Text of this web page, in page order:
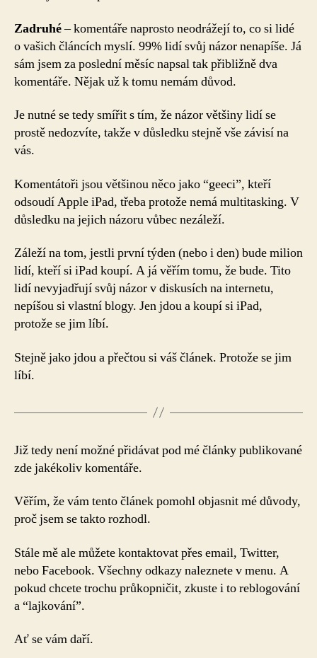
Zadruhé– komentáře naprosto neodrážejí to, co si lidé
o vašich článcích myslí. 99% lidí svůj názor nenapíše. Já
sám jsem za poslední měsíc napsal tak přibližně dva
komentáře. Nějak už k tomu nemám důvod.
Je nutné se tedy smířit s tím, že názor většiny lidí se
prostě nedozvíte, takže v důsledku stejně vše závisí na
vás.
Komentátoři jsou většinou něco jako “geeci”, kteří
odsoudí Apple iPad, třeba protože nemá multitasking. V
důsledku na jejich názoru vůbec nezáleží.
Záleží na tom, jestli první týden (nebo i den) bude milion
lidí, kteří si iPad koupí. A já věřím tomu, že bude. Tito
lidí nevyjadřují svůj názor v diskusích na internetu,
nepíšou si vlastní blogy. Jen jdou a koupí si iPad,
protože se jim líbí.
Stejně jako jdou a přečtou si váš článek. Protože se jim
líbí.
Již tedy není možné přidávat pod mé články publikované
zde jakékoliv komentáře.
Věřím, že vám tento článek pomohl objasnit mé důvody,
proč jsem se takto rozhodl.
Stále mě ale můžete kontaktovat přes email, Twitter,
nebo Facebook. Všechny odkazy naleznete v menu. A
pokud chcete trochu průkopničit, zkuste i to reblogování
a “lajkování”.
Ať se vám daří.